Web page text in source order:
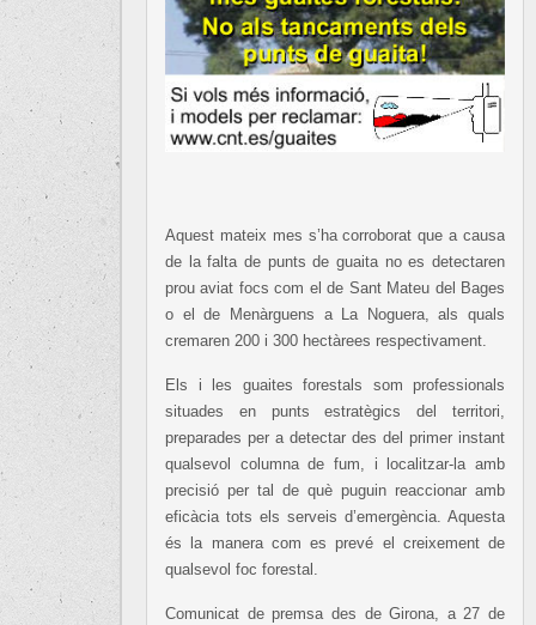
Aquest mateix mes s’ha corroborat que a causa
de la falta de punts de guaita no es detectaren
prou aviat focs com el de Sant Mateu del Bages
o el de Menàrguens a La Noguera, als quals
cremaren 200 i 300 hectàrees respectivament.
Els i les guaites forestals som professionals
situades en punts estratègics del territori,
preparades per a detectar des del primer instant
qualsevol columna de fum, i localitzar-la amb
precisió per tal de què puguin reaccionar amb
eficàcia tots els serveis d’emergència. Aquesta
és la manera com es prevé el creixement de
qualsevol foc forestal.
Comunicat de premsa des de Girona, a 27 de